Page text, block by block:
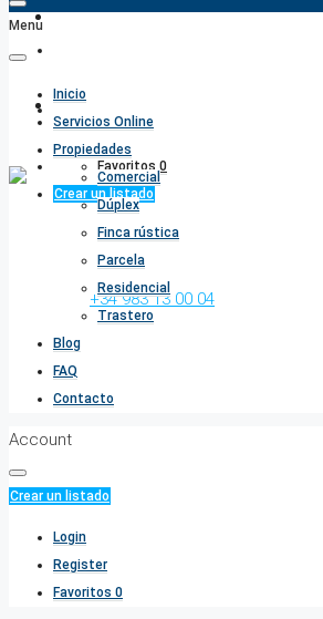
Llámenos: +34 983 13 00 04
Favoritos 0
Crear un listado
Menu
Inicio
Servicios Online
Propiedades
Comercial
Dúplex
Finca rústica
Parcela
Residencial
Trastero
Blog
FAQ
Contacto
Account
Crear un listado
Login
Register
Favoritos 0